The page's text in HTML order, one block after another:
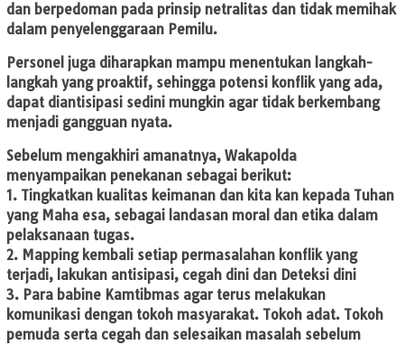
dan berpedoman pada prinsip netralitas dan tidak memihak
dalam penyelenggaraan Pemilu.
Personel juga diharapkan mampu menentukan langkah-
langkah yang proaktif, sehingga potensi konflik yang ada,
dapat diantisipasi sedini mungkin agar tidak berkembang
menjadi gangguan nyata.
Sebelum mengakhiri amanatnya, Wakapolda
menyampaikan penekanan sebagai berikut:
1. Tingkatkan kualitas keimanan dan kita kan kepada Tuhan
yang Maha esa, sebagai landasan moral dan etika dalam
pelaksanaan tugas.
2. Mapping kembali setiap permasalahan konflik yang
terjadi, lakukan antisipasi, cegah dini dan Deteksi dini
3. Para babine Kamtibmas agar terus melakukan
komunikasi dengan tokoh masyarakat. Tokoh adat. Tokoh
pemuda serta cegah dan selesaikan masalah sebelum